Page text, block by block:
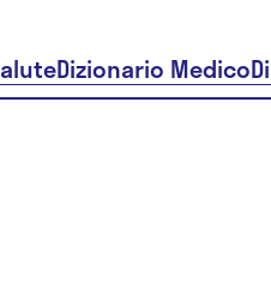
Dizionario Medico